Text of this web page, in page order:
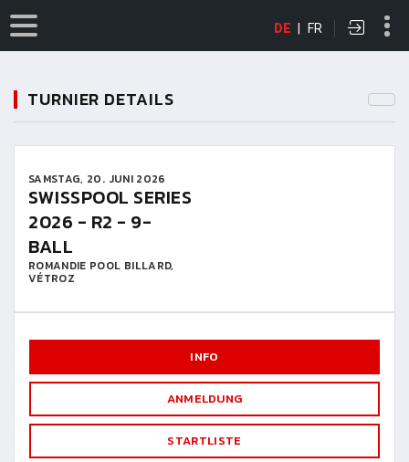
DE | FR
TURNIER DETAILS
SAMSTAG, 20. JUNI 2026
SWISSPOOL SERIES
2026 - R2 - 9-
BALL
ROMANDIE POOL BILLARD,
VÉTROZ
INFO
ANMELDUNG
STARTLISTE